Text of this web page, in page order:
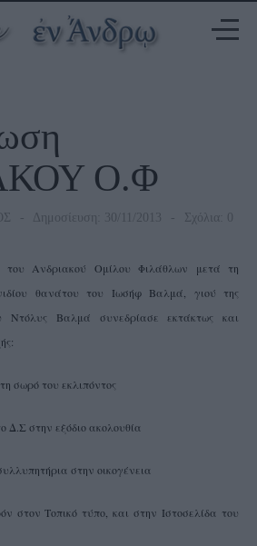
Ο.Φ
Δημοσίευση: 30/11/2013 Σχόλια: 0
του Ανδριακού Ομίλου Φιλάθλων μετά τη
θανάτου του Ιωσήφ Βαλμά, γιού της
Ντόλυς Βαλμά συνεδρίασε εκτάκτως και
σωρό του εκλιπόντος
στην εξόδιο ακολουθία
στην οικογένεια
στον Τοπικό τύπο, και στην Ιστοσελίδα του